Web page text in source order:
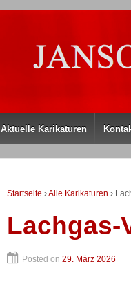
Aktuelle Karikaturen
Startseite ›Alle Karikaturen ›
Lachgas-
Posted on 29. März 2026